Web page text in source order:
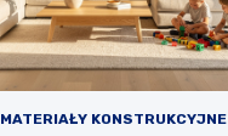
MATERIAŁY KONSTRUKCYJNE